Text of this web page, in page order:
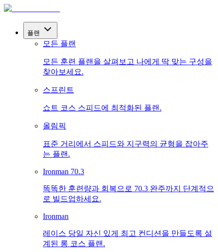
플랜
모든 플랜
모든 훈련 플랜을 살펴보고 나에게 딱 맞는 구성을
찾아보세요.
스프린트
쇼트 코스 스피드에 최적화된 플랜.
올림픽
표준 거리에서 스피드와 지구력의 균형을 잡아주
는 플랜.
Ironman 70.3
똑똑한 훈련량과 회복으로 70.3 완주까지 단계적으
로 빌드업하세요.
Ironman
레이스 당일 자신 있게 최고 컨디션을 만들도록 설
계된 롱 코스 플랜.